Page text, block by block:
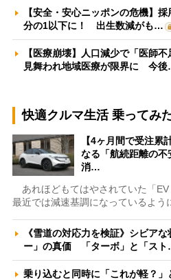
【安全・安心ニッポンの危機】
分の1以下に！ 出生数減がも…
【医療崩壊】人口減少で「医師
見舞われ地域医療が限界に 今
快適クルマ生活 乗ってみ
【4ヶ月間で受注累
なる「航続距離の
消…
あれほどもてはやされていた「EV
最近では減速基調になっているよう
《雪道の対応力を検証》シビア
ー」の真価 「ターボ」と「ス
乗り込むと同時に「これが軽？